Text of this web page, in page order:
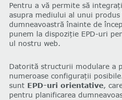
Pentru a vă permite să
asupra mediului al unui produs
dumneavoastră înainte de
punem la dispoziție EPD-uri
ul nostru web.
Datorită structurii modulare a
numeroase configurații
sunt EPD-uri orientative,
pentru planificarea